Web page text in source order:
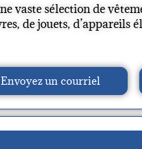
vaste sélection de
de jouets, d’appareils
Envoyez un courriel